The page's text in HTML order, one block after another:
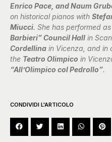
Enrico Pace, and Naum
on historical pianos with
Miucci. She has performed
Barbieri” Council Hall in
Cordellina in Vicenza, and in
the Teatro Olimpico in
“All’Olimpico col Pedrollo”.
CONDIVIDI L'ARTICOLO